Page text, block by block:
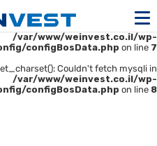
1045): Access denied for user
(using password: YES) in
/var/www/weinvest.co.il/wp-
configBosData.php on line 7
Couldn't fetch mysqli in
/var/www/weinvest.co.il/wp-
configBosData.php on line 8